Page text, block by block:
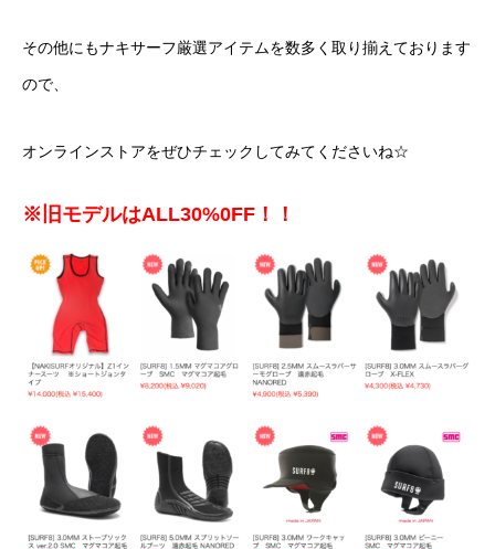
その他にもナキサーフ厳選アイテムを数多く取り揃えております
ので、
オンラインストアをぜひチェックしてみてくださいね☆
※旧モデルはALL30%0FF！！